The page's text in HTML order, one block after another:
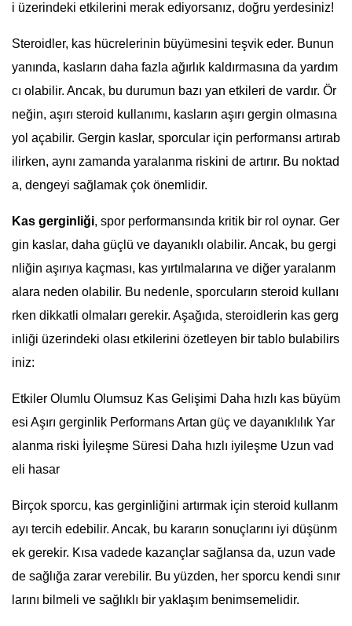
i üzerindeki etkilerini merak ediyorsanız, doğru yerdesiniz!
Steroidler, kas hücrelerinin büyümesini teşvik eder. Bunun
yanında, kasların daha fazla ağırlık kaldırmasına da yardım
cı olabilir. Ancak, bu durumun bazı yan etkileri de vardır. Ör
neğin, aşırı steroid kullanımı, kasların aşırı gergin olmasına
yol açabilir. Gergin kaslar, sporcular için performansı artırab
ilirken, aynı zamanda yaralanma riskini de artırır. Bu noktad
a, dengeyi sağlamak çok önemlidir.
Kas gerginliği, spor performansında kritik bir rol oynar. Ger
gin kaslar, daha güçlü ve dayanıklı olabilir. Ancak, bu gergi
nliğin aşırıya kaçması, kas yırtılmalarına ve diğer yaralanm
alara neden olabilir. Bu nedenle, sporcuların steroid kullanı
rken dikkatli olmaları gerekir. Aşağıda, steroidlerin kas gerg
inliği üzerindeki olası etkilerini özetleyen bir tablo bulabilirs
iniz:
Etkiler Olumlu Olumsuz Kas Gelişimi Daha hızlı kas büyüm
esi Aşırı gerginlik Performans Artan güç ve dayanıklılık Yar
alanma riski İyileşme Süresi Daha hızlı iyileşme Uzun vad
eli hasar
Birçok sporcu, kas gerginliğini artırmak için steroid kullanm
ayı tercih edebilir. Ancak, bu kararın sonuçlarını iyi düşünm
ek gerekir. Kısa vadede kazançlar sağlansa da, uzun vade
de sağlığa zarar verebilir. Bu yüzden, her sporcu kendi sınır
larını bilmeli ve sağlıklı bir yaklaşım benimsemelidir.